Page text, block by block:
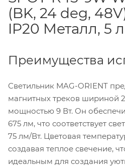
(BK, 24 deg,
IP20 Металл, 5
Преимущества
Светильник MAG-ORIENT
магнитных треков шириной
мощностью 9 Вт. Он
675 лм, что соответствует
75 лм/Вт. Цветовая
создавая теплое свечение,
идеальным для создания